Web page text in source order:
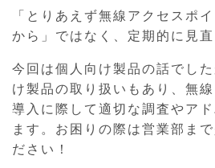
「とりあえず無線アクセスポ
から」ではなく、定期的に見直
今回は個人向け製品の話でし
け製品の取り扱いもあり、無
導入に際して適切な調査やア
ます。お困りの際は営業部ま
ださい！